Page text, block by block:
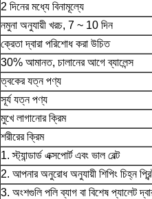
2 দিনের মধ্যে বিনামূল্যে
নমুনা অনুযায়ী খরচ, 7 ~ 10 দিন
ক্রেতা দ্বারা পরিশোধ করা উচিত
30% আমানত, চালানের আগে ব্যালেন্স
ত্বকের যত্ন পণ্য
সূর্য যত্ন পণ্য
মুখে লাগানোর ক্রিম
শরীরের ক্রিম
1. স্ট্যান্ডার্ড এক্সপোর্ট এবং ভাল বেল্ট
2. আপনার অনুরোধ অনুযায়ী শিপিং চিহ্ন
3. অংশগুলি পলি ব্যাগ বা বিশেষ প্যালেট